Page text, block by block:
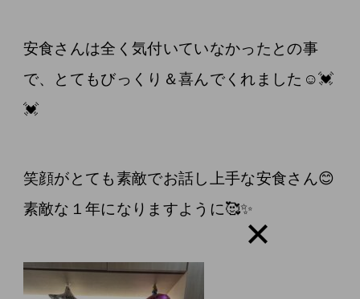
安食さんは全く気付いていなかったとの事
で、とてもびっくり＆喜んでくれました☺💓
💓
笑顔がとても素敵でお話し上手な安食さん😊
素敵な１年になりますように🥰✨